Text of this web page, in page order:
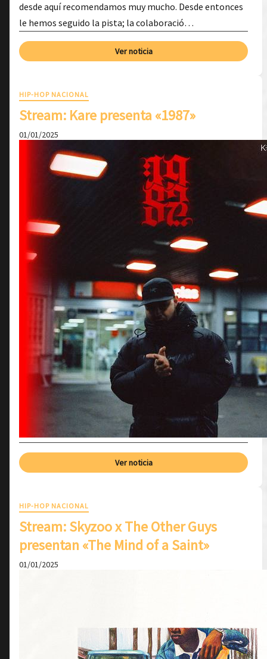
desde aquí recomendamos muy mucho. Desde entonces
le hemos seguido la pista; la colaboració…
Ver noticia
HIP-HOP NACIONAL
Stream: Kare presenta «1987»
01/01/2025
Ver noticia
HIP-HOP NACIONAL
Stream: Skyzoo x The Other Guys
presentan «The Mind of a Saint»
01/01/2025